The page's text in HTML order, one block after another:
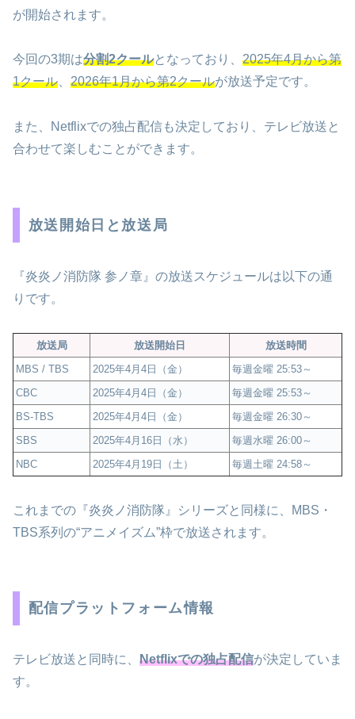
が開始されます。
今回の3期は分割2クールとなっており、 2025年4月から第
1クール、 2026年1月から第2クールが放送予定です。
また、Netflixでの独占配信も決定しており、テレビ放送と
合わせて楽しむことができます。
放送開始日と放送局
『炎炎ノ消防隊 参ノ章』の放送スケジュールは以下の通
りです。
放送局 放送開始日
放送時間
MBS / TBS
2025年4月4日（金）
毎週金曜 25:53～
CBC
2025年4月4日（金）
毎週金曜 25:53～
BS-TBS
2025年4月4日（金）
毎週金曜 26:30～
SBS
2025年4月16日（水）
毎週水曜 26:00～
NBC
2025年4月19日（土） 毎週土曜 24:58～
これまでの『炎炎ノ消防隊』シリーズと同様に、MBS・
TBS系列の“アニメイズム”枠で放送されます。
配信プラットフォーム情報
テレビ放送と同時に、 Netflixでの独占配信が決定していま
す。